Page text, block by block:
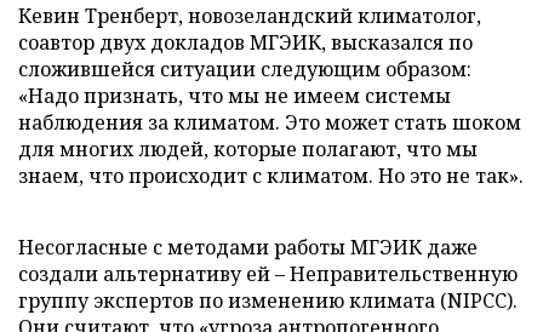
Кевин Тренберт, новозеландский климатолог,
соавтор двух докладов МГЭИК, высказался по
сложившейся ситуации следующим образом:
«Надо признать, что мы не имеем системы
наблюдения за климатом. Это может стать шоком
для многих людей, которые полагают, что мы
знаем, что происходит с климатом. Но это не так».
Несогласные с методами работы МГЭИК даже
создали альтернативу ей – Неправительственную
группу экспертов по изменению климата (NIPCC).